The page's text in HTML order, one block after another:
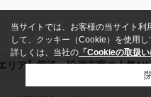
リア】築浅・設備充実の人気
当サイトでは、お客様の当サイト利
して、クッキー（Cookie）を使用し
詳しくは、当社の 「Cookieの取扱い